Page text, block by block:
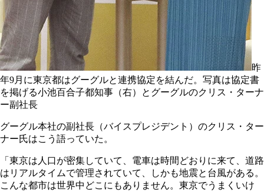
昨
年9月に東京都はグーグルと連携協定を結んだ。写真は協定書
を掲げる小池百合子都知事（右）とグーグルのクリス・ターナ
ー副社長
グーグル本社の副社長（バイスプレジデント）のクリス・ター
ナー氏はこう語っていた。
「東京は人口が密集していて、電車は時間どおりに来て、道路
はリアルタイムで管理されていて、しかも地震と台風がある。
こんな都市は世界中どこにもありません。東京でうまくいけ